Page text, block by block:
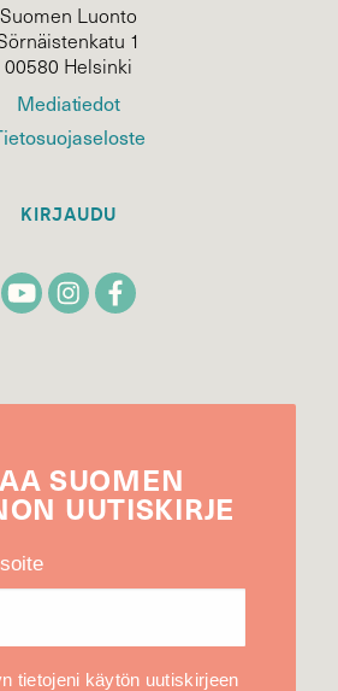
Suomen Luonto
1
00580 Helsinki
Mediatiedot
KIRJAUDU
SUOMEN
UUTIS­KIRJE
tietojeni käytön uutiskirjeen